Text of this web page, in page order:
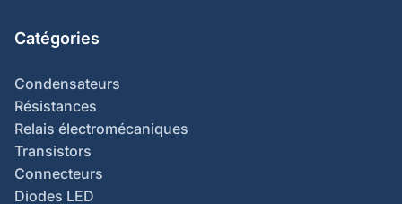
Catégories
Condensateurs
Résistances
Relais électromécaniques
Transistors
Connecteurs
Diodes LED